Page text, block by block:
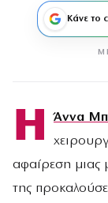
Κάνε το
Η Άννα
αφαίρεση μιας
της